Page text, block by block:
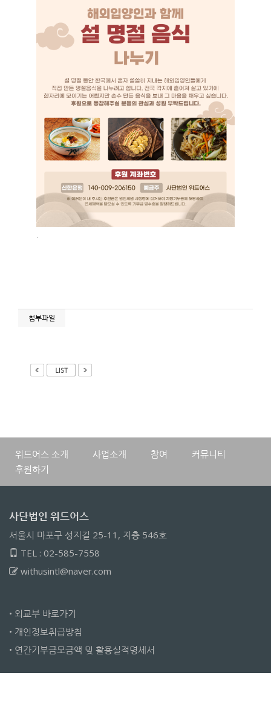
첨부파일
위드어스 소개 사업소개 참여
커뮤니티
후원하기
사단법인 위드어스
서울시 마포구 성지길 25-11, 지층 546호
TEL : 02-585-7558
withusintl@naver.com
• 외교부 바로가기
• 개인정보취급방침
• 연간기부금모금액 밎 활용실적명세서